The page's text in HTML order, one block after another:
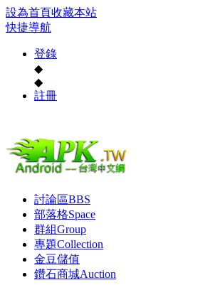
設為首頁收藏本站
快捷導航
登錄
◆
◆
註冊
討論區BBS
部落格Space
群組Group
專題Collection
金豆儲值
鑽石商城Auction